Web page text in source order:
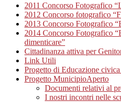
2011 Concorso Fotografico
2012 Concorso fotografico
2013 Concorso Fotografico
2014 Concorso Fotografico
dimenticare”
Cittadinanza attiva per
Link Utili
Progetto di Educazione
Progetto MunicipioAperto
Documenti relativi al
I nostri incontri nelle